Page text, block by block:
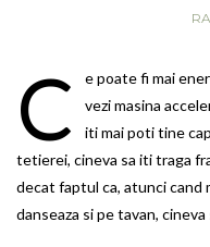
C
e poate fi mai
vezi masina
iti mai poti tine
tetierei, cineva sa iti traga
decat faptul ca, atunci cand
danseaza si pe tavan,